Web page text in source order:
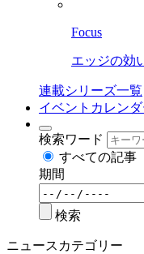
Focus
エッジの効
連載シリーズ一覧
イベントカレン
検索ワード
すべての記事
期間
検索
ニュースカテゴリー